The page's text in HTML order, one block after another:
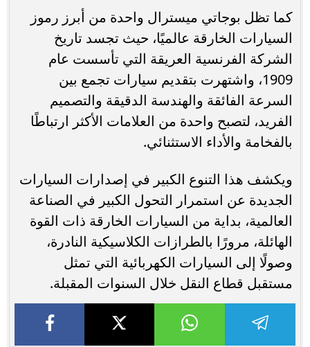
كما تظل بوجاتي ميسترال واحدة من أبرز رموز
السيارات الخارقة عالميًا، حيث تجسد تاريخ
الشركة الفرنسية العريقة التي تأسست عام
1909، واشتهرت بتقديم سيارات تجمع بين
السرعة الفائقة والهندسة الدقيقة والتصميم
الفريد، لتصبح واحدة من العلامات الأكثر ارتباطًا
بالفخامة والأداء الاستثنائي.
ويكشف هذا التنوع الكبير في إصدارات السيارات
الجديدة عن استمرار التحول الكبير في الصناعة
العالمية، بداية من السيارات الخارقة ذات القوة
الهائلة، مرورًا بالطرازات الكلاسيكية النادرة،
وصولًا إلى السيارات الكهربائية التي تمثل
مستقبل قطاع النقل خلال السنوات المقبلة.